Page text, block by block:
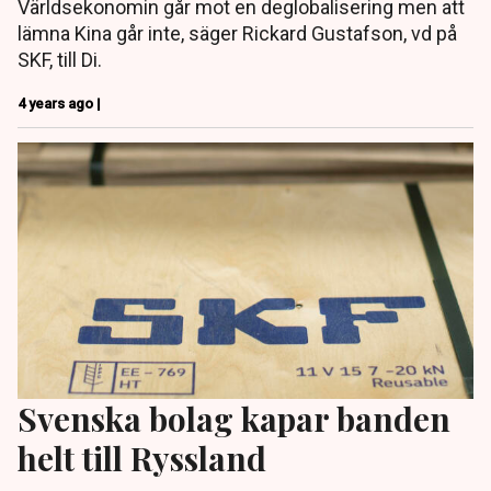
Världsekonomin går mot en deglobalisering men att
lämna Kina går inte, säger Rickard Gustafson, vd på
SKF, till Di.
4 years ago |
Svenska bolag kapar banden
helt till Ryssland